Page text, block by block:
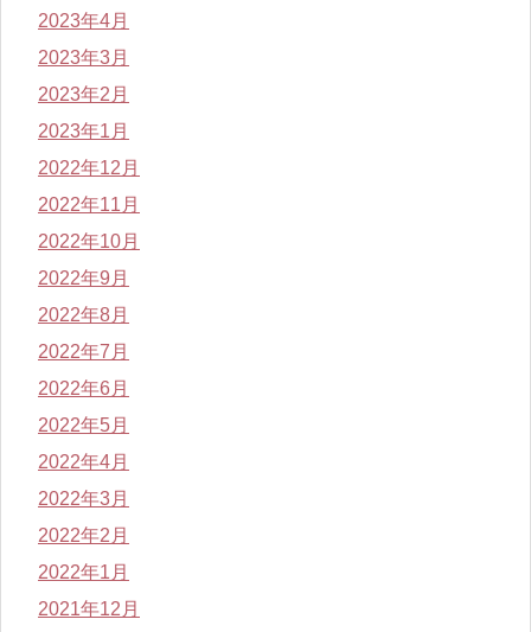
2023年4月
2023年3月
2023年2月
2023年1月
2022年12月
2022年11月
2022年10月
2022年9月
2022年8月
2022年7月
2022年6月
2022年5月
2022年4月
2022年3月
2022年2月
2022年1月
2021年12月